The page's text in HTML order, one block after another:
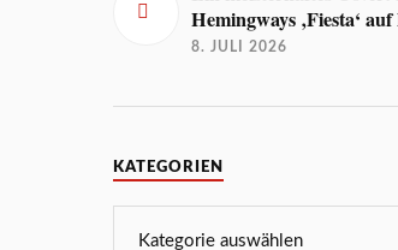
Hemingways ‚Fiesta‘
8. JULI 2026
KATEGORIEN